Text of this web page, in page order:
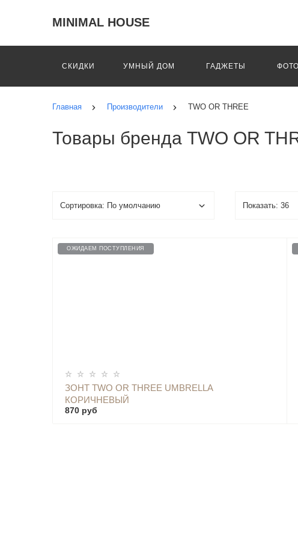
MINIMAL HOUSE
СКИДКИ УМНЫЙ ДОМ ГАДЖЕТЫ
Главная Производители TWO OR THREE
Товары бренда TWO OR
ОЖИДАЕМ ПОСТУПЛЕНИЯ
ЗОНТ TWO OR THREE UMBRELLA
КОРИЧНЕВЫЙ
870 руб
ОПОВЕСТИТЬ